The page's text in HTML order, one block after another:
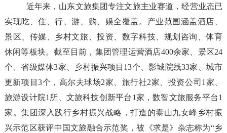
近年来，山东文旅集团专注文旅主业赛道，经营业态已
实现吃、住、行、游、购、娱全覆盖。产业范围涵盖酒店、
景区、传媒、乡村文旅、投资、数字科技、规划咨询、体育
休闲等板块。截至目前，集团管理运营酒店400余家、景区24
个、省级媒体3家、乡村振兴项目 13个、影城院线33家、 城市
更新项目3个， 高尔夫球场2家、旅行社2家、投资公司 1家、
旅游设计院1所、文旅科技创新平台 1家，数智文旅服务平台1
家。集团深入践行乡村振兴战略，打造的泰山九女峰乡村振
兴示范区获评中国文旅融合示范奖，被《求是》杂志称为“乡